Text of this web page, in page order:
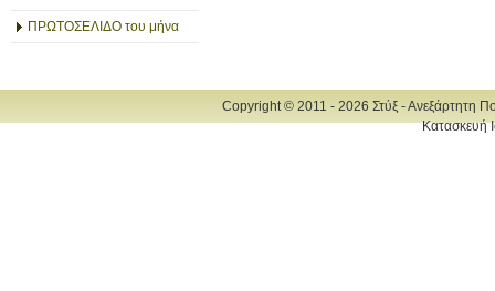
ΠΡΩΤΟΣΕΛΙΔΟ του μήνα
Copyright © 2011 - 2026 Στύξ - Ανεξάρτητη
Κατασκευή